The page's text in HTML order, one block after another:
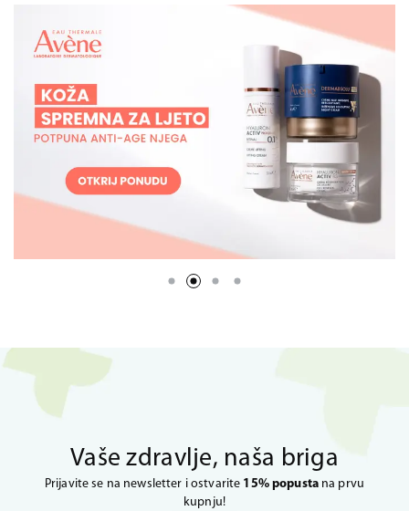
Vaše zdravlje, naša briga
Prijavite se na newsletter i ostvarite 15% popustana prvu
kupnju!